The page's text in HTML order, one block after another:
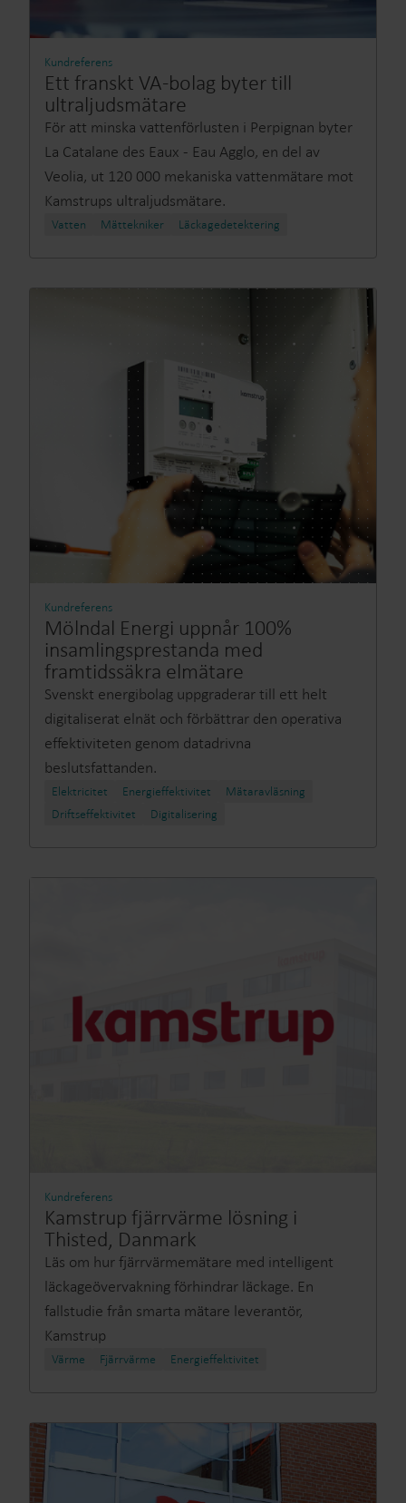
Kundreferens
Ett franskt VA-bolag byter till
ultraljudsmätare
För att minska vattenförlusten i Perpignan byter
La Catalane des Eaux - Eau Agglo, en del av
Veolia, ut 120 000 mekaniska vattenmätare mot
Kamstrups ultraljudsmätare.
Vatten Mättekniker Läckagedetektering
Kundreferens
Mölndal Energi uppnår 100%
insamlingsprestanda med
framtidssäkra elmätare
Svenskt energibolag uppgraderar till ett helt
digitaliserat elnät och förbättrar den operativa
effektiviteten genom datadrivna
beslutsfattanden.
Elektricitet Energieffektivitet​
Mätaravläsning​
Driftseffektivitet
Digitalisering
Kundreferens
Kamstrup fjärrvärme lösning i
Thisted, Danmark
Läs om hur fjärrvärmemätare med intelligent
läckageövervakning förhindrar läckage. En
fallstudie från smarta mätare leverantör,
Kamstrup
Värme Fjärrvärme​ Energieffektivitet​